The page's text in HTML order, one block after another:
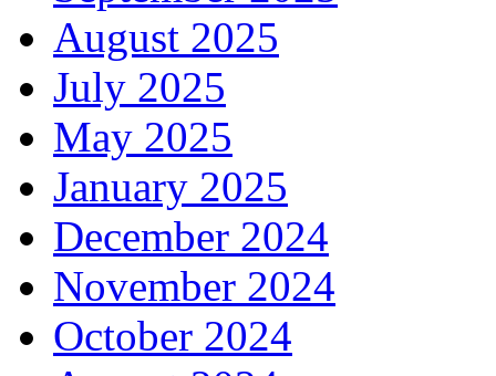
August 2025
July 2025
May 2025
January 2025
December 2024
November 2024
October 2024